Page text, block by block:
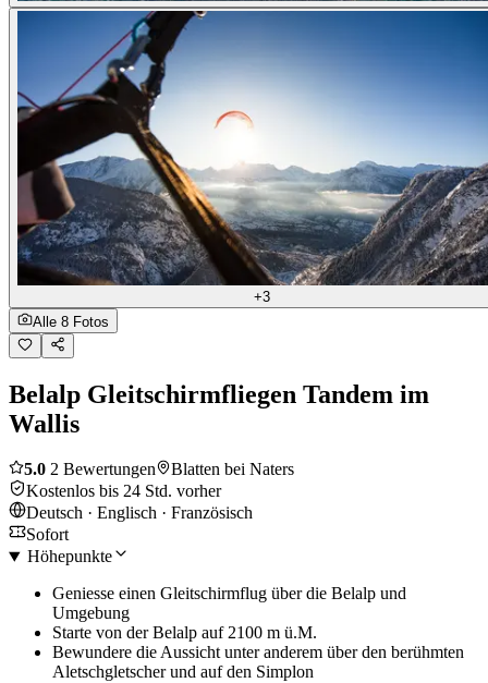
+3
Alle 8 Fotos
Belalp Gleitschirmfliegen Tandem im
Wallis
5.0 2 Bewertungen
Blatten bei Naters
Kostenlos bis 24 Std. vorher
Deutsch · Englisch · Französisch
Sofort
Höhepunkte
Geniesse einen Gleitschirmflug über die Belalp und
Umgebung
Starte von der Belalp auf 2100 m ü.M.
Bewundere die Aussicht unter anderem über den berühmten
Aletschgletscher und auf den Simplon